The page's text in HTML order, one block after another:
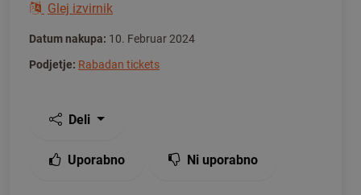
Glej izvirnik
Datum nakupa: 10. Februar 2024
Podjetje: Rabadan tickets
Deli
Uporabno Ni uporabno